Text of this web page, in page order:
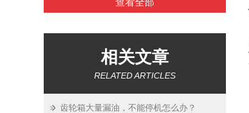
查看全部
相关文章
RELATED ARTICLES
齿轮箱大量漏油，不能停机怎么办？